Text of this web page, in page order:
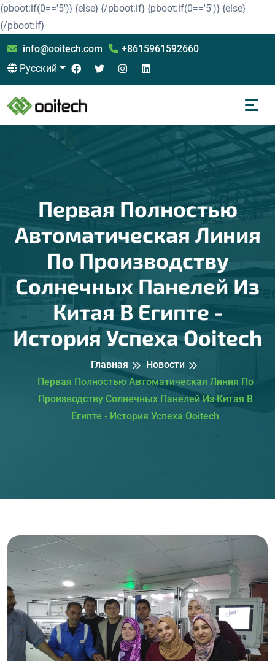
{pboot:if(0=='5')} {else} {/pboot:if} {pboot:if(0=='5')} {else}
{/pboot:if}
info@ooitech.com
+8615961592660
Русский
Первая Полностью
Автоматическая Линия
По Производству
Солнечных Панелей Из
Китая В Египте -
История Успеха Ooitech
Главная
Новости
Первая Полностью Автоматическая Линия По
Производству Солнечных Панелей Из Китая В
Египте - История Успеха Ooitech